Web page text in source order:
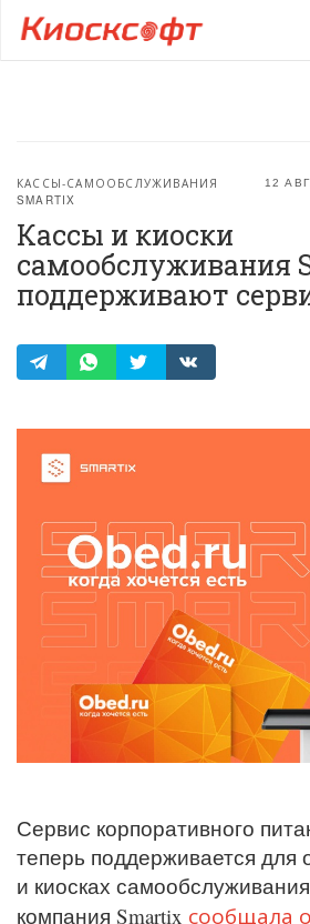
12
КАССЫ-САМООБСЛУЖИВАНИЯ
SMARTIX
Кассы и киоски
самообслуживания
поддерживают
Сервис корпоративного
теперь поддерживается для
и киосках
компания Smartix сообщала